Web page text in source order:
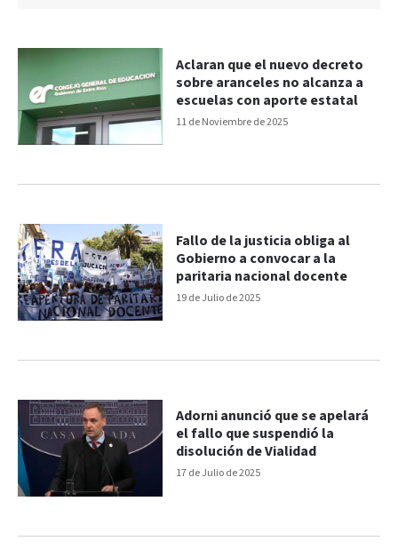
11 de Noviembre de 2025
Aclaran que el nuevo decreto
sobre aranceles no alcanza a
escuelas con aporte estatal
19 de Julio de 2025
Fallo de la justicia obliga al
Gobierno a convocar a la
paritaria nacional docente
17 de Julio de 2025
Adorni anunció que se apelará
el fallo que suspendió la
disolución de Vialidad